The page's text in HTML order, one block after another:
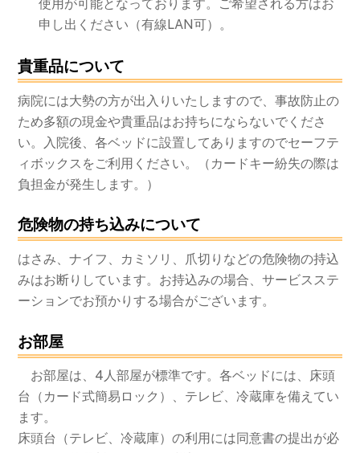
使用が可能となっております。ご希望される方はお
申し出ください（有線LAN可）。
貴重品について
病院には大勢の方が出入りいたしますので、事故防止の
ため多額の現金や貴重品はお持ちにならないでくださ
い。入院後、各ベッドに設置してありますのでセーフテ
ィボックスをご利用ください。（カードキー紛失の際は
負担金が発生します。）
危険物の持ち込みについて
はさみ、ナイフ、カミソリ、爪切りなどの危険物の持込
みはお断りしています。お持込みの場合、サービスステ
ーションでお預かりする場合がございます。
お部屋
お部屋は、4人部屋が標準です。各ベッドには、床頭
台（カード式簡易ロック）、テレビ、冷蔵庫を備えてい
ます。
床頭台（テレビ、冷蔵庫）の利用には同意書の提出が必